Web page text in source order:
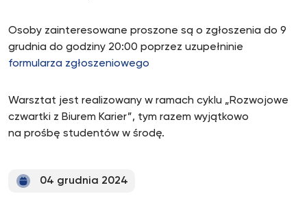
Osoby zainteresowane proszone są o zgłoszenia do 9
grudnia do godziny 20:00 poprzez uzupełninie
formularza zgłoszeniowego
Warsztat jest realizowany w ramach cyklu „Rozwojowe
czwartki z Biurem Karier”, tym razem wyjątkowo
na prośbę studentów w środę.
04 grudnia 2024